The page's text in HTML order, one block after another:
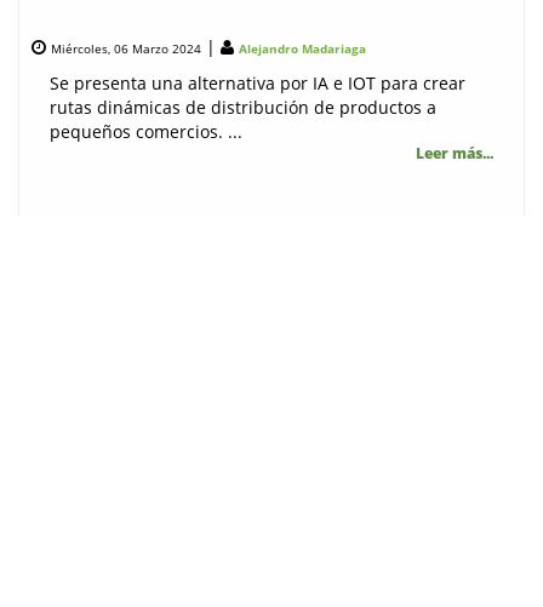
Miércoles, 06 Marzo 2024 | Alejandro Madariaga
Se presenta una alternativa por IA e IOT para crear
rutas dinámicas de distribución de productos a
pequeños comercios. ...
Leer más...